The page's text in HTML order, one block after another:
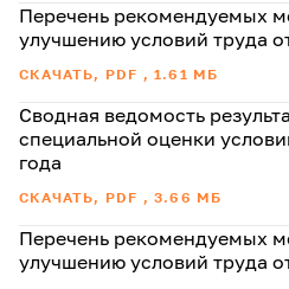
Перечень рекомендуемых
улучшению условий труда
СКАЧАТЬ, PDF , 1.61 МБ
Сводная ведомость
специальной оценки
года
СКАЧАТЬ, PDF , 3.66 МБ
Перечень рекомендуемых
улучшению условий труда